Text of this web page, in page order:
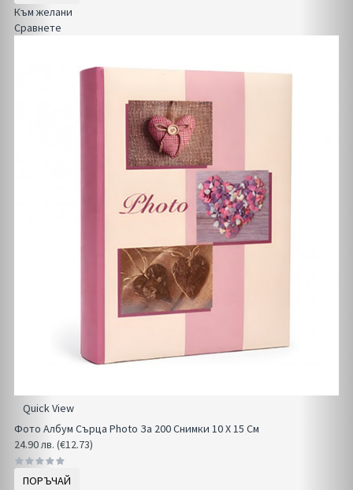
Към желани
Сравнете
Quick View
Фото Албум Сърца Photo За 200 Снимки 10 Х 15 См
24.90 лв. (€12.73)
ПОРЪЧАЙ